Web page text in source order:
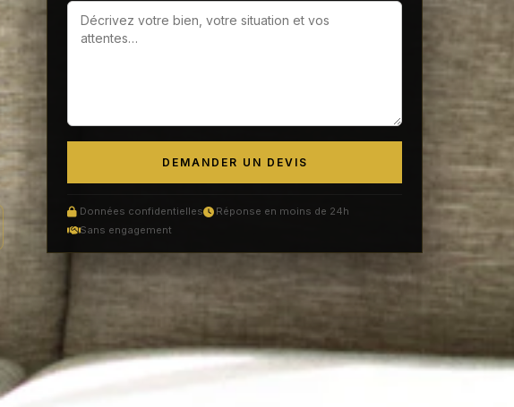
DEMANDER UN DEVIS
Données confidentielles
Réponse en moins de 24h
Sans engagement